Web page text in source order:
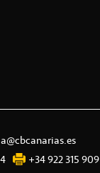
+34 922 315 909